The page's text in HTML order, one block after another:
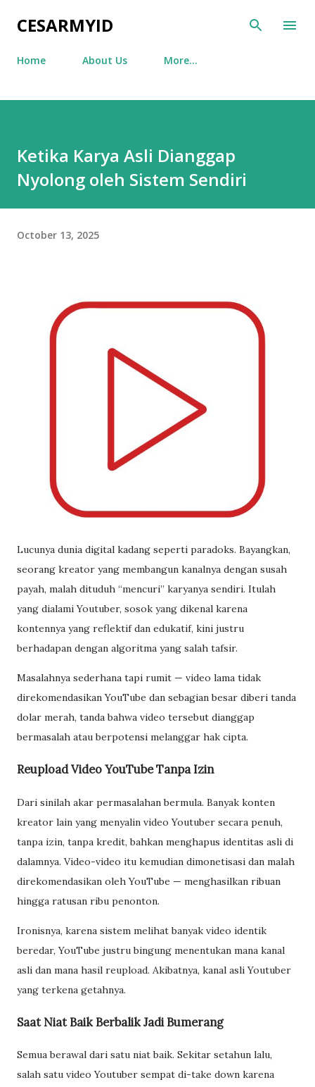
Skip to main content
CESARMYID
Home About Us More…
Ketika Karya Asli Dianggap
Nyolong oleh Sistem Sendiri
October 13, 2025
Lucunya dunia digital kadang seperti paradoks. Bayangkan,
seorang kreator yang membangun kanalnya dengan susah
payah, malah dituduh “mencuri” karyanya sendiri. Itulah
yang dialami Youtuber, sosok yang dikenal karena
kontennya yang reflektif dan edukatif, kini justru
berhadapan dengan algoritma yang salah tafsir.
Masalahnya sederhana tapi rumit — video lama tidak
direkomendasikan YouTube dan sebagian besar diberi tanda
dolar merah, tanda bahwa video tersebut dianggap
bermasalah atau berpotensi melanggar hak cipta.
Reupload Video YouTube Tanpa Izin
Dari sinilah akar permasalahan bermula. Banyak konten
kreator lain yang menyalin video Youtuber secara penuh,
tanpa izin, tanpa kredit, bahkan menghapus identitas asli di
dalamnya. Video-video itu kemudian dimonetisasi dan malah
direkomendasikan oleh YouTube — menghasilkan ribuan
hingga ratusan ribu penonton.
Ironisnya, karena sistem melihat banyak video identik
beredar, YouTube justru bingung menentukan mana kanal
asli dan mana hasil reupload. Akibatnya, kanal asli Youtuber
yang terkena getahnya.
Saat Niat Baik Berbalik Jadi Bumerang
Semua berawal dari satu niat baik. Sekitar setahun lalu,
salah satu video Youtuber sempat di-take down karena